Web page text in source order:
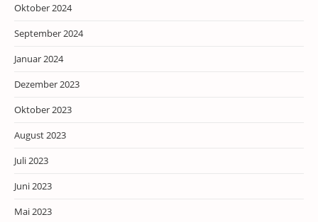
Oktober 2024
September 2024
Januar 2024
Dezember 2023
Oktober 2023
August 2023
Juli 2023
Juni 2023
Mai 2023